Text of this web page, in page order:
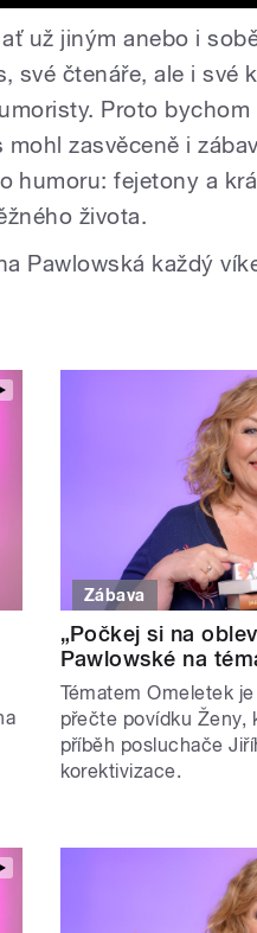
už jiným anebo i
své čtenáře, ale i své
Proto bychom
zasvěceně i
humoru: fejetony a
života.
Pawlowská každý
Zábava
„Počkej si na
Pawlowské na
Tématem Omeletek
přečte povídku Ženy,
příběh posluchače
korektivizace.